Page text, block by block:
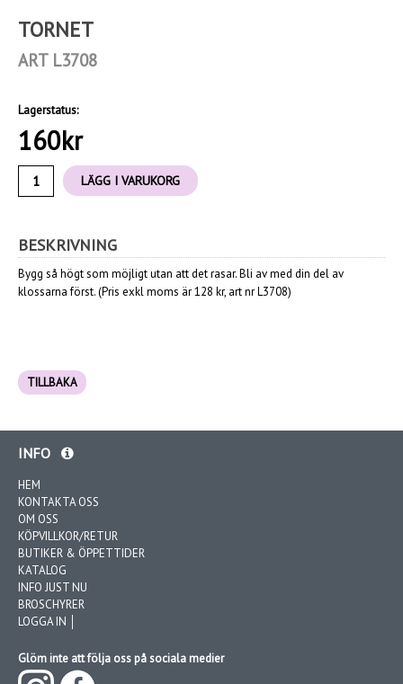
TORNET
ART L3708
Lagerstatus:
160kr
LÄGG I VARUKORG
BESKRIVNING
Bygg så högt som möjligt utan att det rasar. Bli av med din del av
klossarna först. (Pris exkl moms är 128 kr, art nr L3708)
TILLBAKA
INFO
HEM
KONTAKTA OSS
OM OSS
KÖPVILLKOR/RETUR
BUTIKER & ÖPPETTIDER
KATALOG
INFO JUST NU
BROSCHYRER
LOGGA IN │
Glöm inte att följa oss på sociala medier